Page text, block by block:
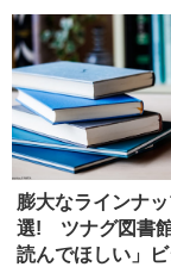
膨大なラインナ
選! ツナグ図書館
読んでほしい」